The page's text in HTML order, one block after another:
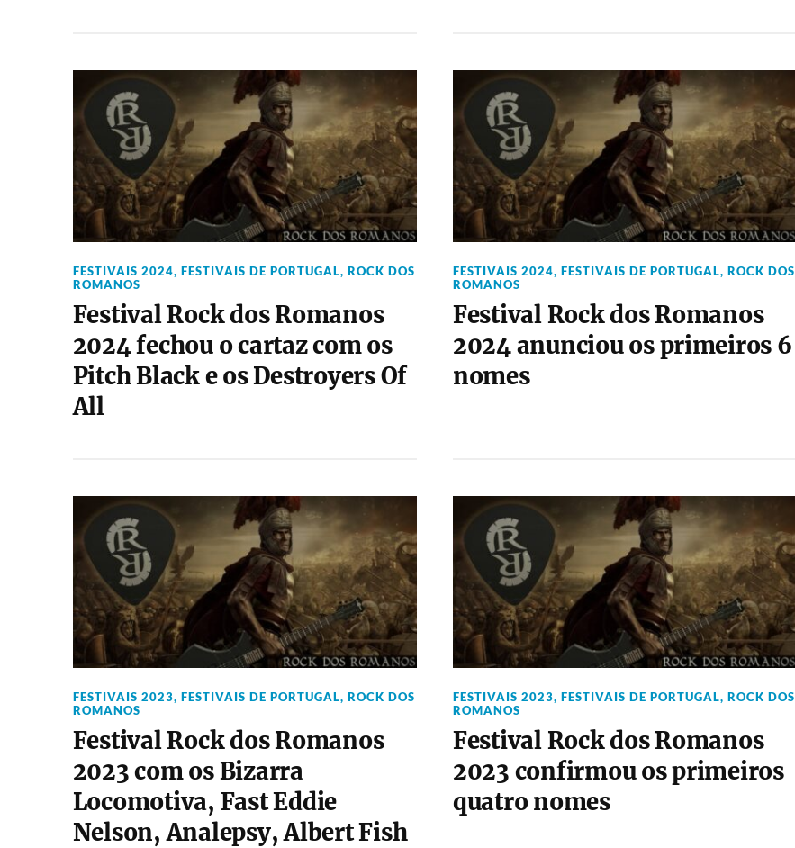
FESTIVAIS 2024, FESTIVAIS DE PORTUGAL, ROCK DOS
ROMANOS
Festival Rock dos Romanos
2024 fechou o cartaz com os
Pitch Black e os Destroyers Of
All
FESTIVAIS 2024, FESTIVAIS DE PORTUGAL, ROCK DOS
ROMANOS
Festival Rock dos Romanos
2024 anunciou os primeiros 6
nomes
FESTIVAIS 2023, FESTIVAIS DE PORTUGAL, ROCK DOS
ROMANOS
Festival Rock dos Romanos
2023 com os Bizarra
Locomotiva, Fast Eddie
Nelson, Analepsy, Albert Fish
FESTIVAIS 2023, FESTIVAIS DE PORTUGAL, ROCK DOS
ROMANOS
Festival Rock dos Romanos
2023 confirmou os primeiros
quatro nomes